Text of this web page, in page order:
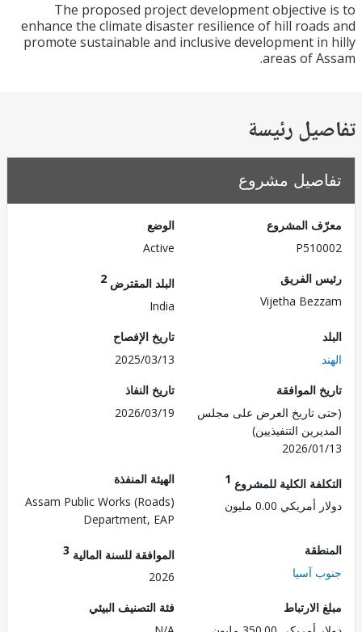
The proposed project development
enhance the climate disaster resilience of hill
promote sustainable and inclusive development
areas of
رئيسة
مشروع
المشروع
الفريق
Vijetha
البلد المقترض
تاريخ الإفصاح
2025/03/13
الموافقة
تاريخ العرض على مجلس
التنفيذيين)
2026/
تاريخ النفاذ
2026/03/19
الكلية للمشروع1
0.00 مليون
الهيئة المنفذة
Assam Public Works (Roads)
Department, EAP
آسيا
الموافقة للسنة المالية3
فئة التصنيف البيئي